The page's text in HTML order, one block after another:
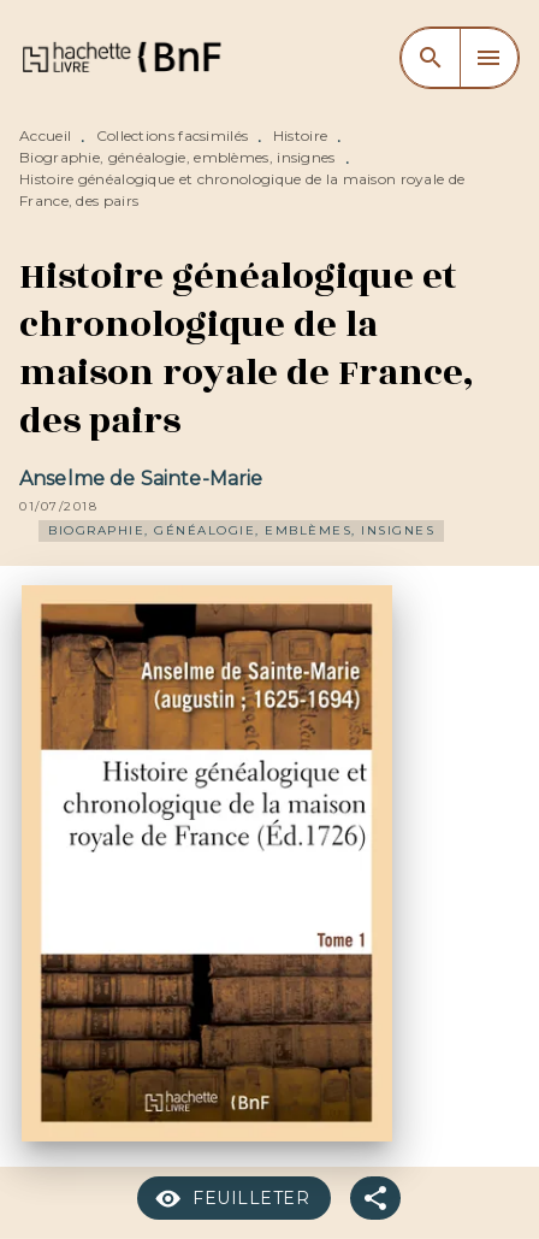
MENU RECHERCHE
CONTENU
search menu
Accueil • Collections facsimilés • Histoire •
Biographie, généalogie, emblèmes, insignes
•
Histoire généalogique et chronologique de la maison royale de
France, des pairs
Histoire généalogique et
chronologique de la
maison royale de France,
des pairs
Anselme de Sainte-Marie
01/07/2018
BIOGRAPHIE, GÉNÉALOGIE, EMBLÈMES, INSIGNES
FEUILLETER